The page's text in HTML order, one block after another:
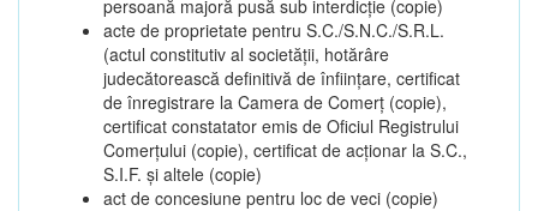
persoană majoră pusă sub interdicție (copie)
acte de proprietate pentru S.C./S.N.C./S.R.L.
(actul constitutiv al societății, hotărâre
judecătorească definitivă de înființare, certificat
de înregistrare la Camera de Comerț (copie),
certificat constatator emis de Oficiul Registrului
Comerțului (copie), certificat de acționar la S.C.,
S.I.F. și altele (copie)
act de concesiune pentru loc de veci (copie)